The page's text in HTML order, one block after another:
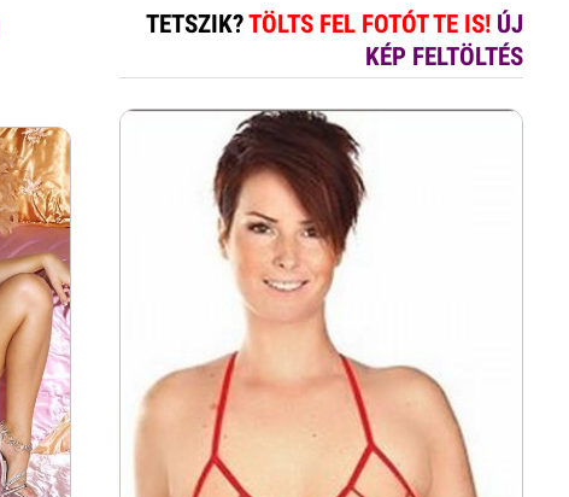
TETSZIK?TÖLTS FEL FOTÓT TE IS! ÚJ
KÉP FELTÖLTÉS